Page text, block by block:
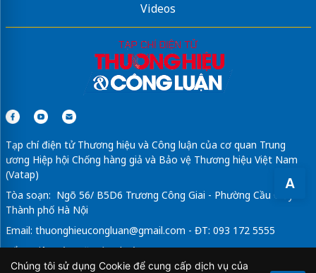
A
Videos
Tạp chí điện tử Thương hiệu và Công luận của cơ quan Trung
ương Hiệp hội Chống hàng giả và Bảo vệ Thương hiệu Việt Nam
(Vatap)
Tòa soạn: Ngõ 56/ B5D6 Trương Công Giai - Phường Cầu Giấy -
Thành phố Hà Nội
Email: thuonghieucongluan@gmail.com - ĐT: 093 172 5555
Tổng Biên Tập: Vũ Đức Thuận
Chúng tôi sử dụng Cookie để cung cấp dịch vụ của